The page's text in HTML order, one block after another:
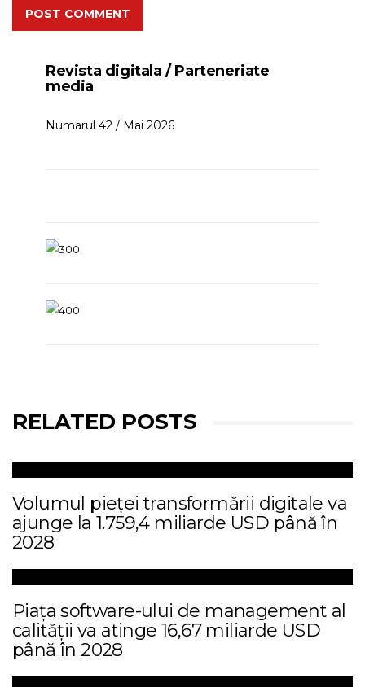
POST COMMENT
Revista digitala / Parteneriate
media
Numarul 42 / Mai 2026
RELATED POSTS
Volumul pieței transformării digitale va
ajunge la 1.759,4 miliarde USD până în
2028
Piața software-ului de management al
calității va atinge 16,67 miliarde USD
până în 2028